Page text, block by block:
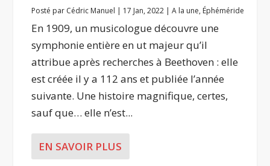
Posté par Cédric Manuel | 17 Jan, 2022 |A la une, Éphéméride
En 1909, un musicologue découvre une
symphonie entière en ut majeur qu’il
attribue après recherches à Beethoven : elle
est créée il y a 112 ans et publiée l’année
suivante. Une histoire magnifique, certes,
sauf que… elle n’est...
EN SAVOIR PLUS